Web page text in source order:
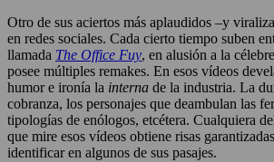
Otro de sus aciertos más aplaudidos –y
en redes sociales. Cada cierto tiempo suben
llamada The Office Fuy, en alusión a la
posee múltiples remakes. En esos vídeos
humor e ironía la interna de la industria. La
cobranza, los personajes que deambulan las
tipologías de enólogos, etcétera. Cualquiera
que mire esos vídeos obtiene risas
identificar en algunos de sus pasajes.